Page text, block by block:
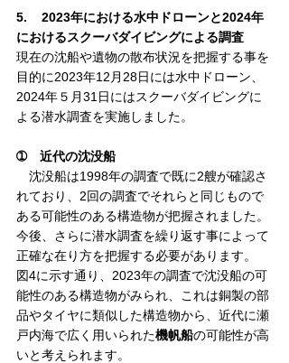
5. 2023年における水中ドローンと2024年
におけるスクーバダイビングによる調査
現在の沈船や遺物の散布状況を把握する事を
目的に2023年12月28日には水中ドローン、
2024年５月31日にはスクーバダイビングに
よる潜水調査を実施しました。
➀　近代の沈没船
沈没船は1998年の調査で既に2艘が確認さ
れており、2回の調査でそれらと同じもので
ある可能性のある構造物が把握されました。
今後、さらに潜水調査を繰り返す事によって
正確な在り方を把握する必要があります。
図4に示す通り、2023年の調査で沈没船の可
能性のある構造物がみられ、これは銅製の部
品やタイヤに類似した構造物から、近代に瀬
戸内海で広く用いられた機帆船の可能性が高
いと考えられます。